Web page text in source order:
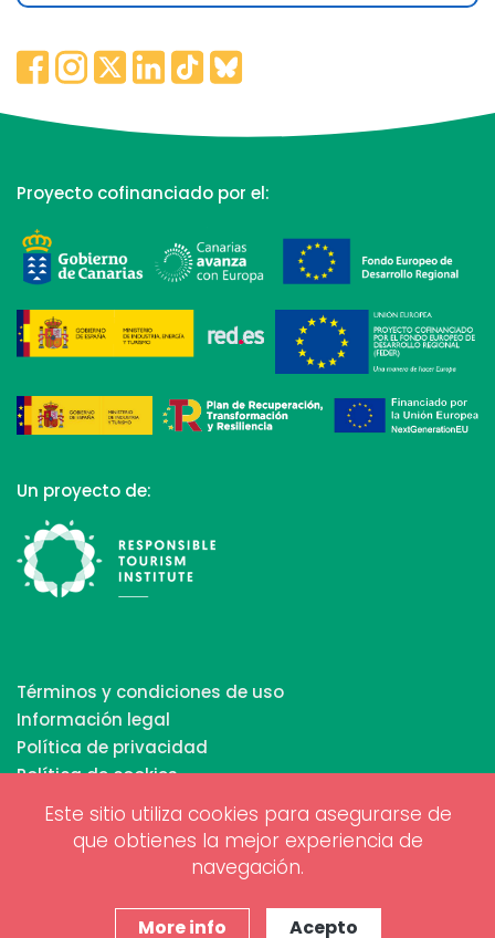
Este sitio utiliza cookies para asegurarse de
que obtienes la mejor experiencia de
navegación.
More info Acepto
Proyecto cofinanciado por el:
Un proyecto de:
Términos y condiciones de uso
Información legal
Política de privacidad
Política de cookies
Copyrights © 2026 All Rights Reserved by Biosphere
Responsible Tourism Inc.
www.projectesainternet.com